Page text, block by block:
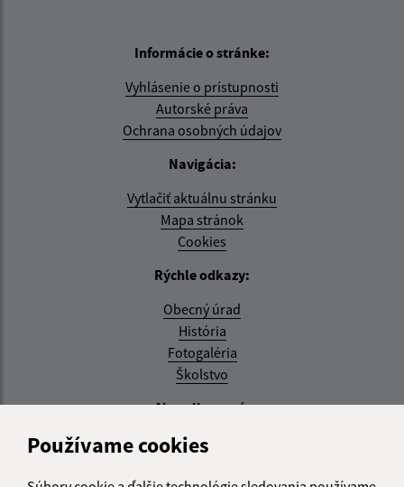
Používame cookies
Informácie o stránke:
Vyhlásenie o prístupnosti
Autorské práva
Ochrana osobných údajov
Navigácia:
Vytlačiť aktuálnu stránku
Mapa stránok
Cookies
Rýchle odkazy:
Obecný úrad
História
Fotogaléria
Školstvo
Aktualizované:
04.08.2026 11:27 hod.
RSS